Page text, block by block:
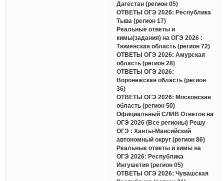
Дагестан (регион 05)
ОТВЕТЫ ОГЭ 2026: Республика
Тыва (регион 17)
Реальные ответы и
кимы(задания) на ОГЭ 2026 :
Тюменская область (регион 72)
ОТВЕТЫ ОГЭ 2026: Амурская
область (регион 28)
ОТВЕТЫ ОГЭ 2026:
Воронежская область (регион
36)
ОТВЕТЫ ОГЭ 2026: Московская
область (регион 50)
Официальный СЛИВ Ответов на
ОГЭ 2026 (Все регионы) Решу
ОГЭ : Ханты-Мансийский
автономный округ (регион 86)
Реальные ответы и кимы на
ОГЭ 2026: Республика
Ингушетия (регион 05)
ОТВЕТЫ ОГЭ 2026: Чувашская